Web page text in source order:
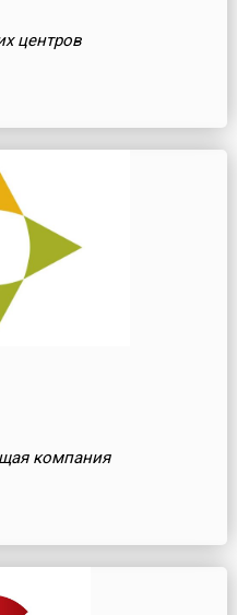
центров
компания